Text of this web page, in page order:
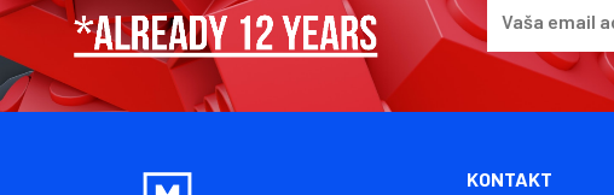
KONTAKT